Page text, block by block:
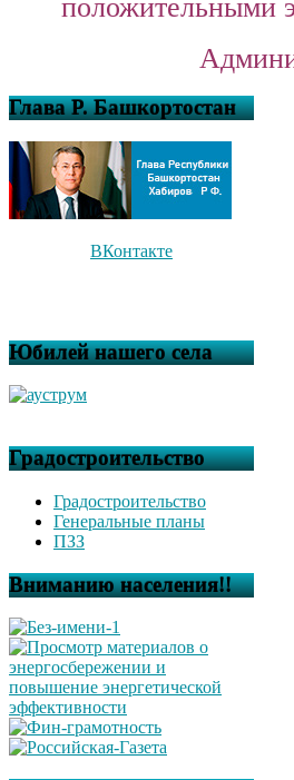
положительными
Глава Р. Башкортостан
ВКонтакте
Юбилей нашего села
Градостроительство
Градостроительство
Генеральные планы
ПЗЗ
Вниманию населения!!